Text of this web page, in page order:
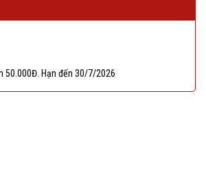
50.000Đ. Hạn đến 30/7/2026